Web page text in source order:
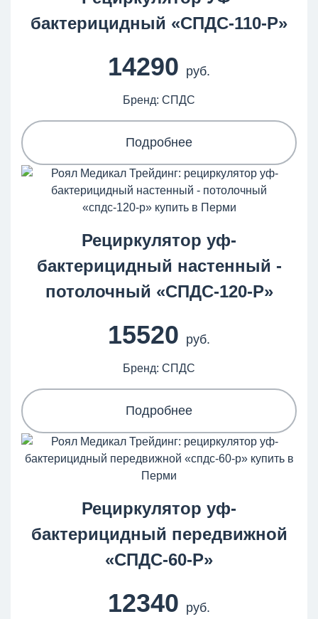
бактерицидный «СПДС-110-Р»
14290 руб.
Бренд: СПДС
Подробнее
Рециркулятор уф-
бактерицидный настенный -
потолочный «СПДС‑120‑Р»
15520 руб.
Бренд: СПДС
Подробнее
Рециркулятор уф-
бактерицидный передвижной
«СПДС-60-Р»
12340 руб.